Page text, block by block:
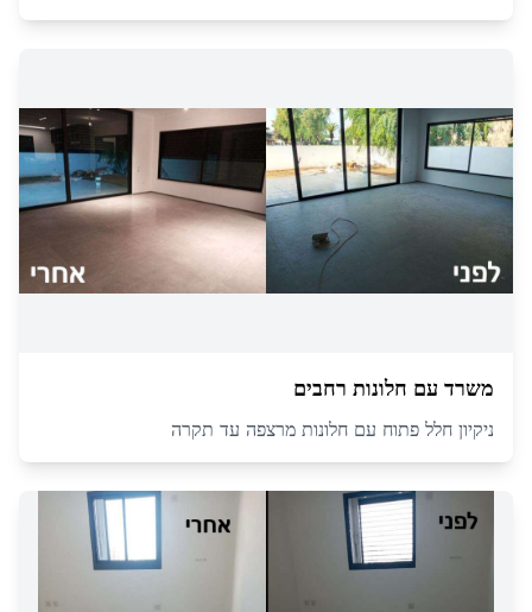
משרד עם חלונות רחבים
ניקיון חלל פתוח עם חלונות מרצפה עד תקרה